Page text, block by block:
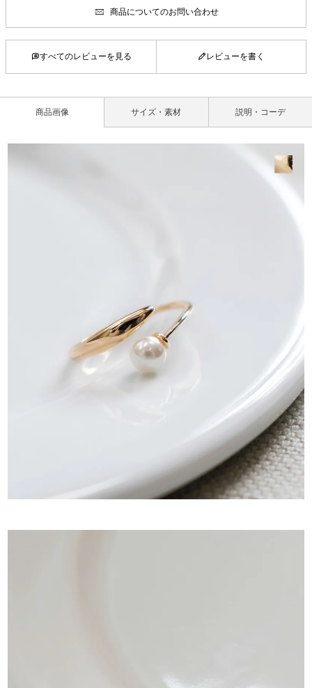
商品についてのお問い合わせ
すべてのレビューを見る レビューを書く
商品画像 サイズ・素材 説明・コーデ